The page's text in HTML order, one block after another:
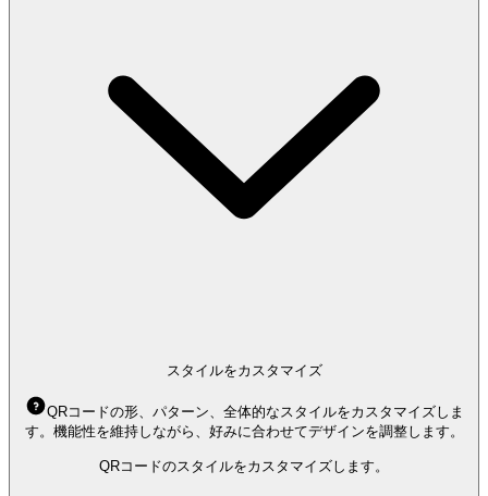
スタイルをカスタマイズ
QRコードの形、パターン、全体的なスタイルをカスタマイズしま
す。機能性を維持しながら、好みに合わせてデザインを調整します。
QRコードのスタイルをカスタマイズします。